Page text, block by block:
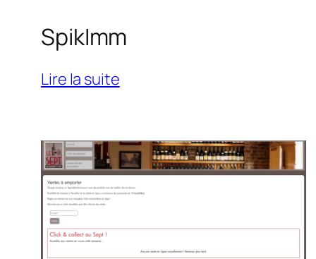
SpikImm
Lire la suite: